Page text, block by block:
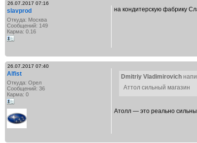
26.07.2017 07:16
slavprod
Откуда: Москва
Сообщений: 149
Карма: 0.16
на кондитерскую фабрику
26.07.2017 07:40
Alfist
Откуда: Орел
Сообщений: 36
Карма: 0
Dmitriy Vladimirovich
Аттол сильный магазин
Атолл — это реально